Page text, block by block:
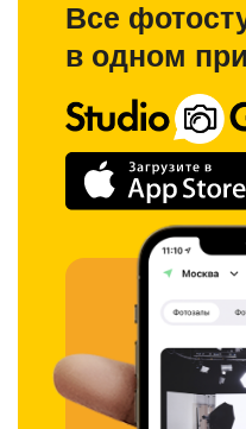
Все
в одном